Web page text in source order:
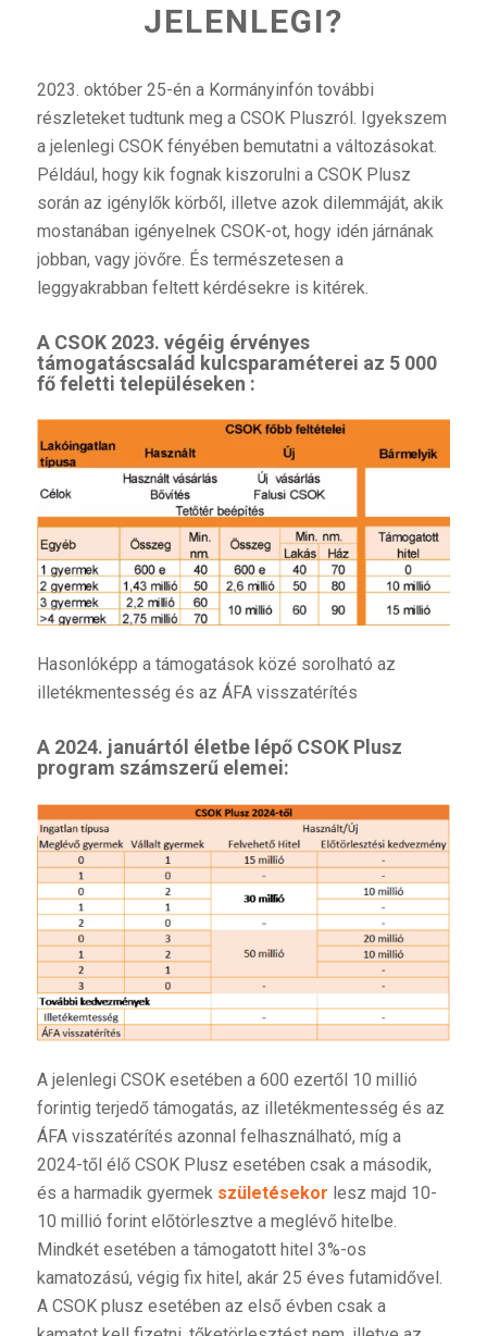
JELENLEGI?
2023. október 25-én a Kormányinfón további
részleteket tudtunk meg a CSOK Pluszról. Igyekszem
a jelenlegi CSOK fényében bemutatni a változásokat.
Például, hogy kik fognak kiszorulni a CSOK Plusz
során az igénylők körből, illetve azok dilemmáját, akik
mostanában igényelnek CSOK-ot, hogy idén járnának
jobban, vagy jövőre. És természetesen a
leggyakrabban feltett kérdésekre is kitérek.
A CSOK 2023. végéig érvényes
támogatáscsalád kulcsparaméterei az 5 000
fő feletti településeken :
Hasonlóképp a támogatások közé sorolható az
illetékmentesség és az ÁFA visszatérítés
A 2024. januártól életbe lépő CSOK Plusz
program számszerű elemei:
A jelenlegi CSOK esetében a 600 ezertől 10 millió
forintig terjedő támogatás, az illetékmentesség és az
ÁFA visszatérítés azonnal felhasználható, míg a
2024-től élő CSOK Plusz esetében csak a második,
és a harmadik gyermek születésekor lesz majd 10-
10 millió forint előtörlesztve a meglévő hitelbe.
Mindkét esetében a támogatott hitel 3%-os
kamatozású, végig fix hitel, akár 25 éves futamidővel.
A CSOK plusz esetében az első évben csak a